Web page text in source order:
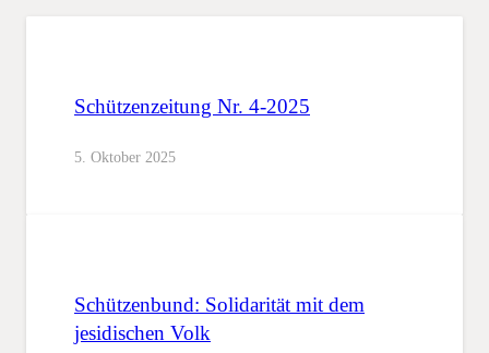
Schützenzeitung Nr. 4-2025
5. Oktober 2025
Schützenbund: Solidarität mit dem
jesidischen Volk